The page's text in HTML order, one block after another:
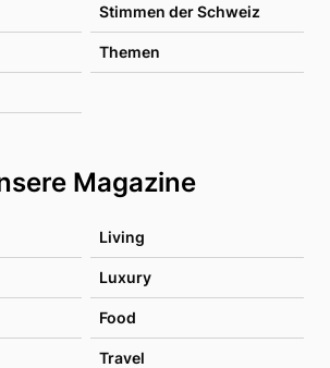
Stimmen der Schweiz
Themen
Magazine
Living
Luxury
Food
Travel